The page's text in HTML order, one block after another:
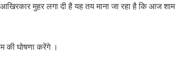
मुहर लगा दी है यह तय माना जा रहा है कि आज शाम
की घोषणा करेंगे ।